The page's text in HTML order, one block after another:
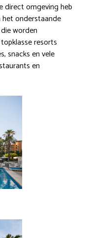
direct omgeving heb
onderstaande
worden
resorts
snacks en vele
en